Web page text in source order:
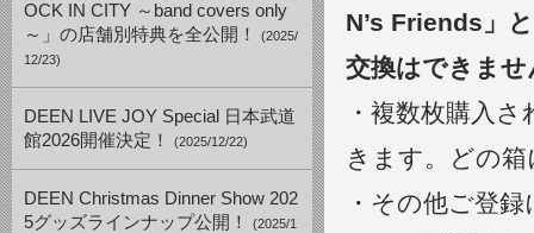
OCK IN CITY ～band covers only
～」の店舗別特典を全公開！
(2025/
12/23)
DEEN LIVE JOY Special 日本武道
館2026開催決定！
(2025/12/22)
DEEN Christmas Dinner Show 202
5グッズラインナップ公開！
(2025/1
N’s Friends」
交換はできま
・複数枚購入
きます。どの
・その他ご登